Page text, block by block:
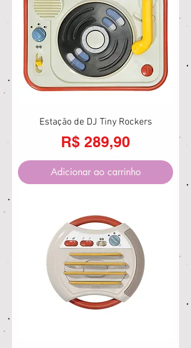
Estação de DJ Tiny Rockers
Preço
R$ 289,90
Adicionar ao carrinho